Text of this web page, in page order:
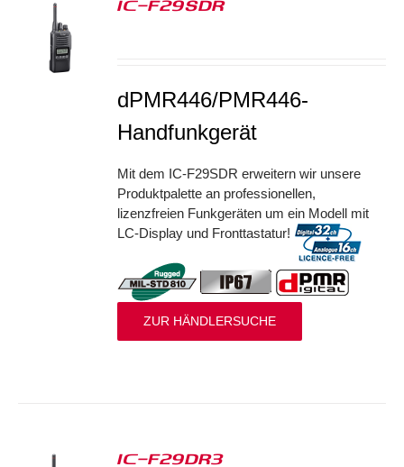
IC-F29SDR
dPMR446/PMR446-
Handfunkgerät
Mit dem IC-F29SDR erweitern wir unsere
Produktpalette an professionellen,
lizenzfreien Funkgeräten um ein Modell mit
LC-Display und Fronttastatur!
ZUR HÄNDLERSUCHE
IC-F29DR3